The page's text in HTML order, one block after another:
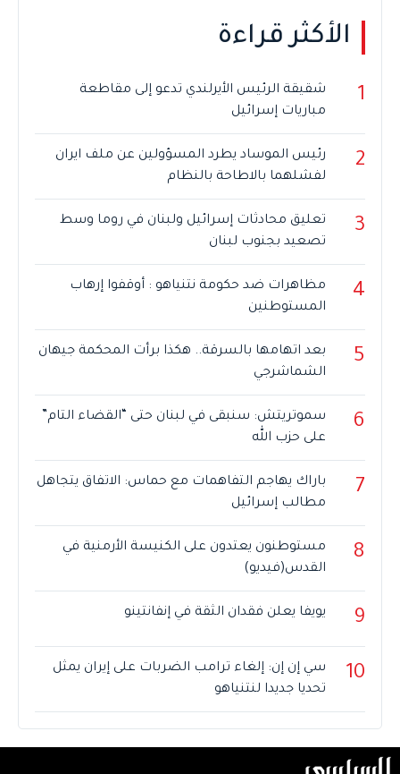
الأكثر قراءة
1
شقيقة الرئيس الأيرلندي تدعو إلى مقاطعة
مباريات إسرائيل
2
رئيس الموساد يطرد المسؤولين عن ملف ايران
لفشلهما بالاطاحة بالنظام
3
تعليق محادثات إسرائيل ولبنان في روما وسط
تصعيد بجنوب لبنان
4
مظاهرات ضد حكومة نتنياهو : أوقفوا إرهاب
المستوطنين
5
بعد اتهامها بالسرقة.. هكذا برأت المحكمة جيهان
الشماشرجي
6
سموتريتش: سنبقى في لبنان حتى “القضاء التام”
على حزب الله
7
باراك يهاجم التفاهمات مع حماس: الاتفاق يتجاهل
مطالب إسرائيل
8
مستوطنون يعتدون على الكنيسة الأرمنية في
القدس(فيديو)
9 يويفا يعلن فقدان الثقة في إنفانتينو
10
سي إن إن: إلغاء ترامب الضربات على إيران يمثل
تحديا جديدا لنتنياهو